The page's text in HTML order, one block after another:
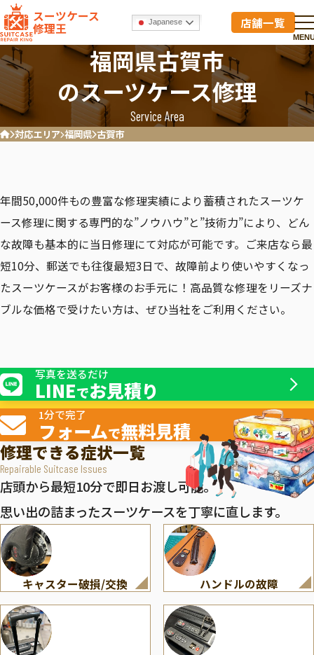
スーツケース
修理王 Japanese 店舗一覧
福岡県古賀市
のスーツケース修理
Service Area
ホーム対応エリア 福岡県 古賀市
年間50,000件もの豊富な修理実績により蓄積されたスーツケ
ース修理に関する専門的な”ノウハウ”と”技術力”により、どん
な故障も基本的に当日修理にて対応が可能です。ご来店なら最
短10分、郵送でも往復最短3日で、故障前より使いやすくなっ
たスーツケースがお客様のお手元に！高品質な修理をリーズナ
ブルな価格で受けたい方は、ぜひ当社をご利用ください。
写真を送るだけ
LINEでお見積り
1分で完了
フォームで無料見積
修理できる症状一覧
Repairable Suitcase Issues
店頭から最短10分で即日お渡し可能。
思い出の詰まったスーツケースを丁寧に直します。
キャスター破損/交換 ハンドルの故障